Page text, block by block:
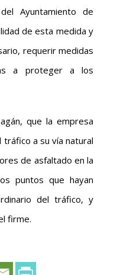
Ayuntamiento de
de esta medida y
requerir medidas
a proteger a los
que la empresa
a su vía natural
de asfaltado en la
puntos que hayan
del tráfico, y
firme.